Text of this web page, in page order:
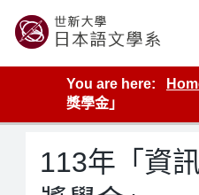
content
世新大學教學單位的網站
You are here:
獎學金」
113年「資